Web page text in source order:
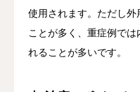
使用されます。ただし
ことが多く、重症例で
れることが多いです。